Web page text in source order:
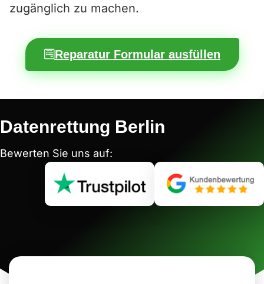
zugänglich zu machen.
Reparatur Formular ausfüllen
Datenrettung Berlin
Bewerten Sie uns auf: